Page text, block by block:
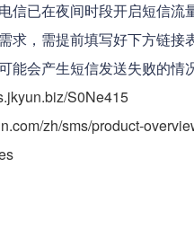
信已在夜间时段开启短信流
求，需提前填写好下方链
能会产生短信发送失败的情
S0Ne415
zh/sms/product-